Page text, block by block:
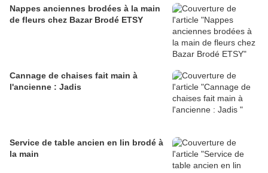
Nappes anciennes brodées à la main
de fleurs chez Bazar Brodé ETSY
Cannage de chaises fait main à
l'ancienne : Jadis
Service de table ancien en lin brodé à
la main